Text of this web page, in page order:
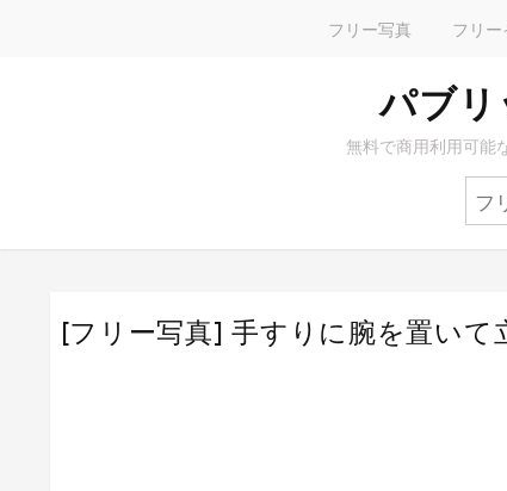
フリー写真 フリー
パブリ
無料で商用利用可能
[フリー写真] 手すりに腕を置い